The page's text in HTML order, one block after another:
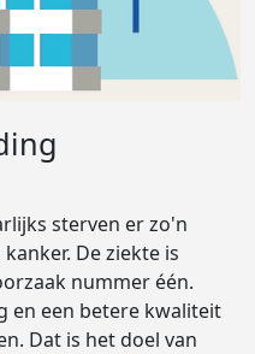
sterven er zo'n
De ziekte is
nummer één.
en een betere kwaliteit
Dat is het doel van